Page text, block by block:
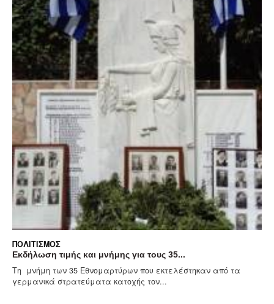
ΠΟΛΙΤΙΣΜΌΣ
Εκδήλωση τιμής και μνήμης για τους 35...
Τη μνήμη των 35 Εθνομαρτύρων που εκτελέστηκαν από τα
γερμανικά στρατεύματα κατοχής τον...